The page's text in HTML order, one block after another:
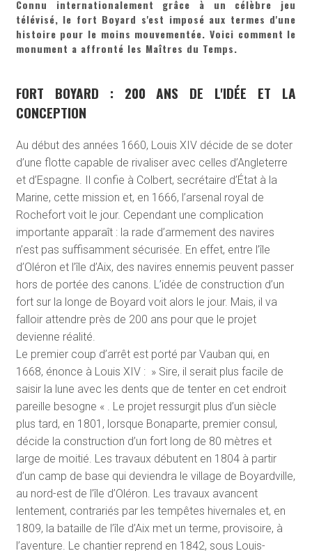
Connu internationalement grâce à un célèbre jeu
télévisé, le fort Boyard s'est imposé aux termes d'une
histoire pour le moins mouvementée. Voici comment le
monument a affronté les Maîtres du Temps.
FORT BOYARD : 200 ANS DE L'IDÉE ET LA
CONCEPTION
Au début des années 1660, Louis XIV décide de se doter
d’une flotte capable de rivaliser avec celles d’Angleterre
et d’Espagne. Il confie à Colbert, secrétaire d’État à la
Marine, cette mission et, en 1666, l’arsenal royal de
Rochefort voit le jour. Cependant une complication
importante apparaît : la rade d’armement des navires
n’est pas suffisamment sécurisée. En effet, entre l’île
d’Oléron et l’île d’Aix, des navires ennemis peuvent passer
hors de portée des canons. L’idée de construction d’un
fort sur la longe de Boyard voit alors le jour. Mais, il va
falloir attendre près de 200 ans pour que le projet
devienne réalité.
Le premier coup d’arrêt est porté par Vauban qui, en
1668, énonce à Louis XIV : » Sire, il serait plus facile de
saisir la lune avec les dents que de tenter en cet endroit
pareille besogne « . Le projet ressurgit plus d’un siècle
plus tard, en 1801, lorsque Bonaparte, premier consul,
décide la construction d’un fort long de 80 mètres et
large de moitié. Les travaux débutent en 1804 à partir
d’un camp de base qui deviendra le village de Boyardville,
au nord-est de l’île d’Oléron. Les travaux avancent
lentement, contrariés par les tempêtes hivernales et, en
1809, la bataille de l’île d’Aix met un terme, provisoire, à
l’aventure. Le chantier reprend en 1842, sous Louis-